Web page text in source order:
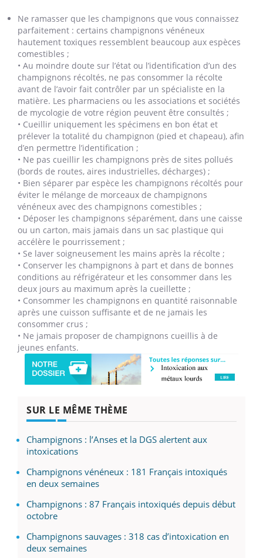
Ne ramasser que les champignons que vous connaissez
parfaitement : certains champignons vénéneux
hautement toxiques ressemblent beaucoup aux espèces
comestibles ;
• Au moindre doute sur l’état ou l’identification d’un des
champignons récoltés, ne pas consommer la récolte
avant de l’avoir fait contrôler par un spécialiste en la
matière. Les pharmaciens ou les associations et sociétés
de mycologie de votre région peuvent être consultés ;
• Cueillir uniquement les spécimens en bon état et
prélever la totalité du champignon (pied et chapeau), afin
d’en permettre l’identification ;
• Ne pas cueillir les champignons près de sites pollués
(bords de routes, aires industrielles, décharges) ;
• Bien séparer par espèce les champignons récoltés pour
éviter le mélange de morceaux de champignons
vénéneux avec des champignons comestibles ;
• Déposer les champignons séparément, dans une caisse
ou un carton, mais jamais dans un sac plastique qui
accélère le pourrissement ;
• Se laver soigneusement les mains après la récolte ;
• Conserver les champignons à part et dans de bonnes
conditions au réfrigérateur et les consommer dans les
deux jours au maximum après la cueillette ;
• Consommer les champignons en quantité raisonnable
après une cuisson suffisante et de ne jamais les
consommer crus ;
• Ne jamais proposer de champignons cueillis à de
jeunes enfants.
SUR LE MÊME THÈME
Champignons : l’Anses et la DGS alertent aux
intoxications
Champignons vénéneux : 181 Français intoxiqués
en deux semaines
Champignons : 87 Français intoxiqués depuis début
octobre
Champignons sauvages : 318 cas d’intoxication en
deux semaines